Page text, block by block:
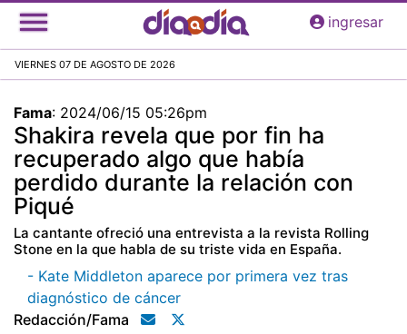
Pasar
al
principal
ingresar
VIERNES 07 DE AGOSTO DE 2026
Fama: 2024/06/15 05:26pm
Shakira revela que por fin ha
recuperado algo que había
perdido durante la relación con
Piqué
La cantante ofreció una entrevista a la revista Rolling
Stone en la que habla de su triste vida en España.
- Kate Middleton aparece por primera vez tras
diagnóstico de cáncer
Redacción/fama